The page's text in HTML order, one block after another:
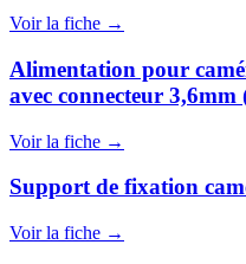
Voir la fiche →
Alimentation pour
avec connecteur
Voir la fiche →
Support de fixation
Voir la fiche →